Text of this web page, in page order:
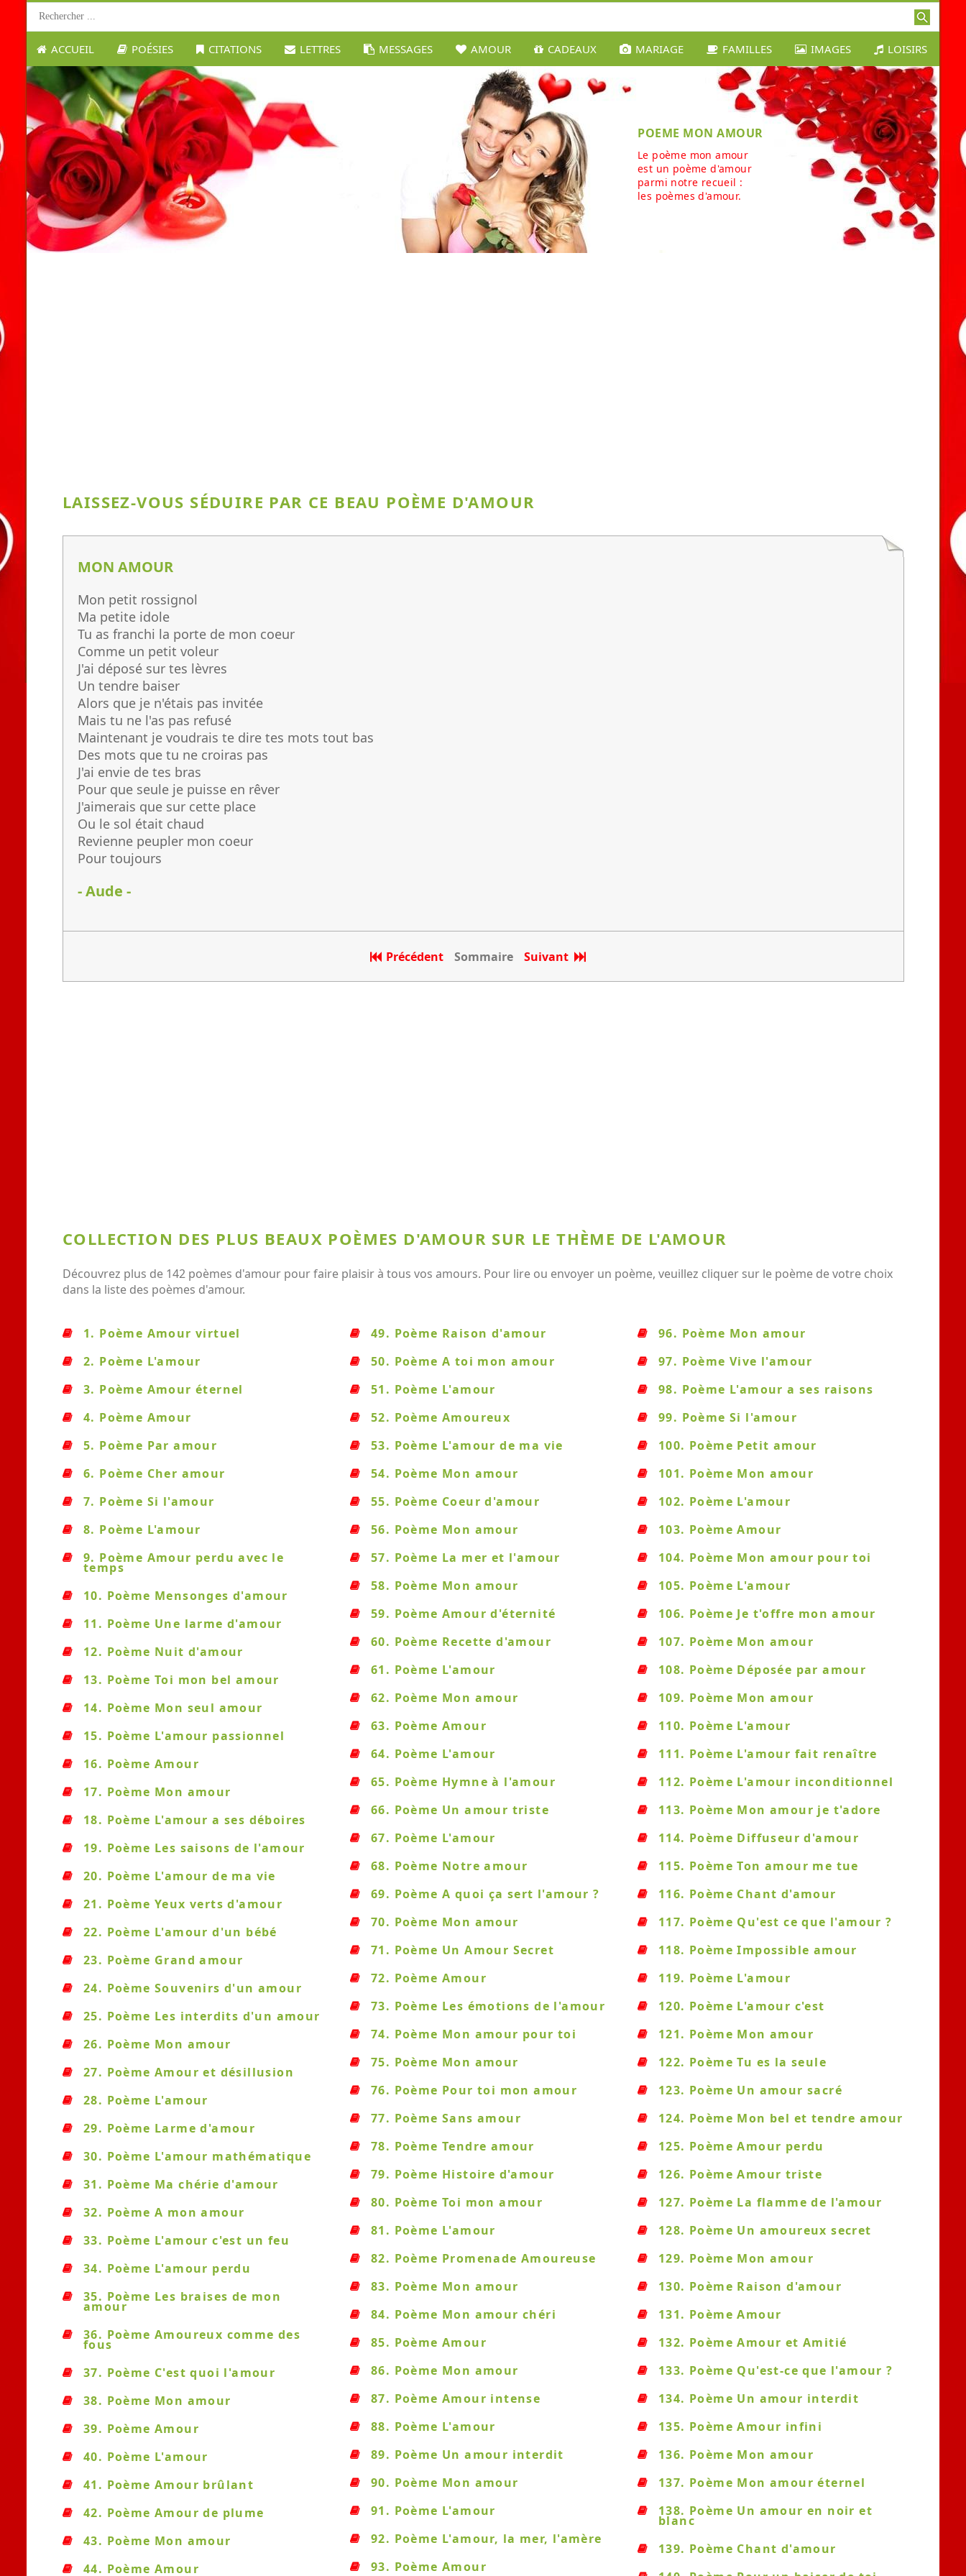
ACCUEIL POÉSIES CITATIONS LETTRES MESSAGES AMOUR CADEAUX MARIAGE FAMILLES IMAGES LOISIRS
POEME MON AMOUR
Le poème mon amour
est un poème d'amour
parmi notre recueil :
les poèmes d'amour.
LAISSEZ-VOUS SÉDUIRE PAR CE BEAU POÈME D'AMOUR
MON AMOUR
Mon petit rossignol
Ma petite idole
Tu as franchi la porte de mon coeur
Comme un petit voleur
J'ai déposé sur tes lèvres
Un tendre baiser
Alors que je n'étais pas invitée
Mais tu ne l'as pas refusé
Maintenant je voudrais te dire tes mots tout bas
Des mots que tu ne croiras pas
J'ai envie de tes bras
Pour que seule je puisse en rêver
J'aimerais que sur cette place
Ou le sol était chaud
Revienne peupler mon coeur
Pour toujours
- Aude -
Précédent Sommaire Suivant
COLLECTION DES PLUS BEAUX POÈMES D'AMOUR SUR LE THÈME DE L'AMOUR
Découvrez plus de 142 poèmes d'amour pour faire plaisir à tous vos amours. Pour lire ou envoyer un poème, veuillez cliquer sur le poème de votre choix
dans la liste des poèmes d'amour.
1. Poème Amour virtuel
2. Poème L'amour
3. Poème Amour éternel
4. Poème Amour
5. Poème Par amour
6. Poème Cher amour
7. Poème Si l'amour
8. Poème L'amour
9. Poème Amour perdu avec le
temps
10. Poème Mensonges d'amour
11. Poème Une larme d'amour
12. Poème Nuit d'amour
13. Poème Toi mon bel amour
14. Poème Mon seul amour
15. Poème L'amour passionnel
16. Poème Amour
17. Poème Mon amour
18. Poème L'amour a ses déboires
19. Poème Les saisons de l'amour
20. Poème L'amour de ma vie
21. Poème Yeux verts d'amour
22. Poème L'amour d'un bébé
23. Poème Grand amour
24. Poème Souvenirs d'un amour
25. Poème Les interdits d'un amour
26. Poème Mon amour
27. Poème Amour et désillusion
28. Poème L'amour
29. Poème Larme d'amour
30. Poème L'amour mathématique
31. Poème Ma chérie d'amour
32. Poème A mon amour
33. Poème L'amour c'est un feu
34. Poème L'amour perdu
35. Poème Les braises de mon
amour
36. Poème Amoureux comme des
fous
37. Poème C'est quoi l'amour
38. Poème Mon amour
39. Poème Amour
40. Poème L'amour
41. Poème Amour brûlant
42. Poème Amour de plume
43. Poème Mon amour
44. Poème Amour
49. Poème Raison d'amour
50. Poème A toi mon amour
51. Poème L'amour
52. Poème Amoureux
53. Poème L'amour de ma vie
54. Poème Mon amour
55. Poème Coeur d'amour
56. Poème Mon amour
57. Poème La mer et l'amour
58. Poème Mon amour
59. Poème Amour d'éternité
60. Poème Recette d'amour
61. Poème L'amour
62. Poème Mon amour
63. Poème Amour
64. Poème L'amour
65. Poème Hymne à l'amour
66. Poème Un amour triste
67. Poème L'amour
68. Poème Notre amour
69. Poème A quoi ça sert l'amour ?
70. Poème Mon amour
71. Poème Un Amour Secret
72. Poème Amour
73. Poème Les émotions de l'amour
74. Poème Mon amour pour toi
75. Poème Mon amour
76. Poème Pour toi mon amour
77. Poème Sans amour
78. Poème Tendre amour
79. Poème Histoire d'amour
80. Poème Toi mon amour
81. Poème L'amour
82. Poème Promenade Amoureuse
83. Poème Mon amour
84. Poème Mon amour chéri
85. Poème Amour
86. Poème Mon amour
87. Poème Amour intense
88. Poème L'amour
89. Poème Un amour interdit
90. Poème Mon amour
91. Poème L'amour
92. Poème L'amour, la mer, l'amère
93. Poème Amour
96. Poème Mon amour
97. Poème Vive l'amour
98. Poème L'amour a ses raisons
99. Poème Si l'amour
100. Poème Petit amour
101. Poème Mon amour
102. Poème L'amour
103. Poème Amour
104. Poème Mon amour pour toi
105. Poème L'amour
106. Poème Je t'offre mon amour
107. Poème Mon amour
108. Poème Déposée par amour
109. Poème Mon amour
110. Poème L'amour
111. Poème L'amour fait renaître
112. Poème L'amour inconditionnel
113. Poème Mon amour je t'adore
114. Poème Diffuseur d'amour
115. Poème Ton amour me tue
116. Poème Chant d'amour
117. Poème Qu'est ce que l'amour ?
118. Poème Impossible amour
119. Poème L'amour
120. Poème L'amour c'est
121. Poème Mon amour
122. Poème Tu es la seule
123. Poème Un amour sacré
124. Poème Mon bel et tendre amour
125. Poème Amour perdu
126. Poème Amour triste
127. Poème La flamme de l'amour
128. Poème Un amoureux secret
129. Poème Mon amour
130. Poème Raison d'amour
131. Poème Amour
132. Poème Amour et Amitié
133. Poème Qu'est-ce que l'amour ?
134. Poème Un amour interdit
135. Poème Amour infini
136. Poème Mon amour
137. Poème Mon amour éternel
138. Poème Un amour en noir et
blanc
139. Poème Chant d'amour